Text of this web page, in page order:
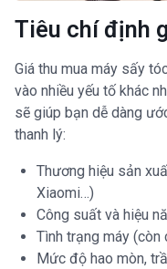
Tiêu chí định
Giá thu mua máy sấy
vào nhiều yếu tố khác
sẽ giúp bạn dễ dàng
thanh lý:
Thương hiệu sản
Xiaomi…)
Công suất và hiệu
Tình trạng máy
Mức độ hao mòn,